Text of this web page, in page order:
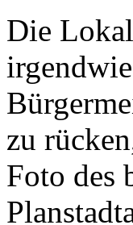
Die
zu
Foto des